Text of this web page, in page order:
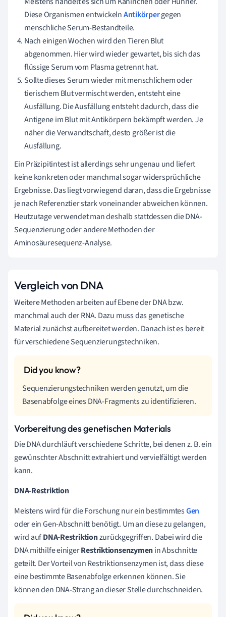
Diese Organismen entwickelnAntikörpergegen
menschliche Serum-Bestandteile.
Nach einigen Wochen wird den Tieren Blut
abgenommen. Hier wird wieder gewartet, bis sich das
flüssige Serum vom Plasma getrennt hat.
Sollte dieses Serum wieder mit menschlichem oder
tierischem Blut vermischt werden, entsteht eine
Ausfällung. Die Ausfällung entsteht dadurch, dass die
Antigene im Blut mit Antikörpern bekämpft werden. Je
näher die Verwandtschaft, desto größer ist die
Ausfällung.
Ein Präzipitintest ist allerdings sehr ungenau und liefert
keine konkreten oder manchmal sogar widersprüchliche
Ergebnisse. Das liegt vorwiegend daran, dass die Ergebnisse
je nach Referenztier stark voneinander abweichen können.
Heutzutage verwendet man deshalb stattdessen die DNA-
Sequenzierung oder andere Methoden der
Aminosäuresequenz-Analyse.
Vergleich von DNA
Weitere Methoden arbeiten auf Ebene der DNA bzw.
manchmal auch der RNA. Dazu muss das genetische
Material zunächst aufbereitet werden. Danach ist es bereit
für verschiedene Sequenzierungstechniken.
Sequenzierungstechniken werden genutzt, um die
Basenabfolge eines DNA-Fragments zu identifizieren.
Vorbereitung des genetischen Materials
Die DNA durchläuft verschiedene Schritte, bei denen z. B. ein
gewünschter Abschnitt extrahiert und vervielfältigt werden
kann.
DNA-Restriktion
Meistens wird für die Forschung nur ein bestimmtesGen
oder ein Gen-Abschnitt benötigt. Um an diese zu gelangen,
wird aufDNA-Restriktionzurückgegriffen. Dabeiwird die
DNA mithilfe einigerRestriktionsenzymenin Abschnitte
geteilt. Der Vorteil von Restriktionsenzymen ist, dass diese
eine bestimmte Basenabfolge erkennen können. Sie
können den DNA-Strang an dieser Stelle durchschneiden.